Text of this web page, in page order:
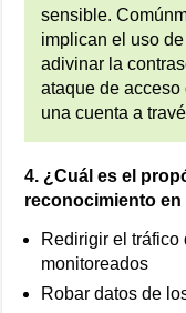
sensible.
implican el uso
adivinar la
ataque de acceso
una cuenta a
4. ¿Cuál es el
reconocimiento
Redirigir el tráfico
monitoreados
Robar datos de